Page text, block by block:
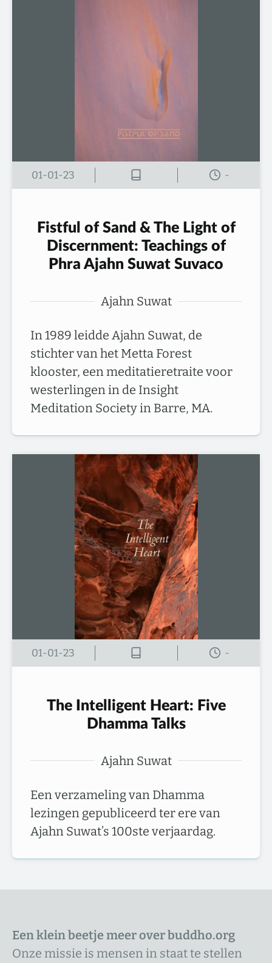
01-01-23 -
Fistful of Sand & The Light of
Discernment: Teachings of
Phra Ajahn Suwat Suvaco
Ajahn Suwat
In 1989 leidde Ajahn Suwat, de
stichter van het Metta Forest
klooster, een meditatieretraite voor
westerlingen in de Insight
Meditation Society in Barre, MA.
01-01-23 -
The Intelligent Heart: Five
Dhamma Talks
Ajahn Suwat
Een verzameling van Dhamma
lezingen gepubliceerd ter ere van
Ajahn Suwat’s 100ste verjaardag.
Een klein beetje meer over buddho.org
Onze missie is mensen in staat te stellen